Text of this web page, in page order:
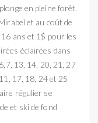
en pleine forêt.
et au coût de
ans et 1$ pour les
éclairées dans
13, 14, 20, 21, 27
17, 18, 24 et 25
régulier se
et ski de fond